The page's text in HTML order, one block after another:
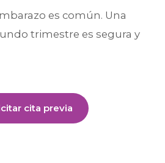
es común. Una
trimestre es segura y
cita previa